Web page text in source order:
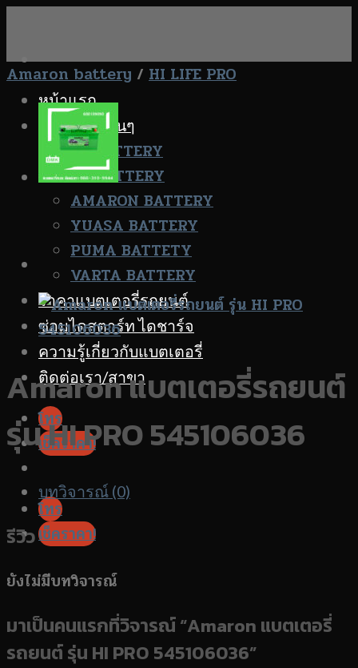
content
หน้าแรก
FB GS 3K อื่นๆ
FB BATTERY
3K BATTERY
AMARON BATTERY
YUASA BATTERY
PUMA BATTETY
VARTA BATTERY
ราคาแบตเตอรี่รถยนต์
ซ่อมไดสตาร์ท ไดชาร์จ
ความรู้เกี่ยวกับแบตเตอรี่
ติดต่อเรา/สาขา
โทร
เช็คราคา!
โทร
เช็คราคา!
Amaron battery / HI LIFE PRO
Amaron แบตเตอรี่รถยนต์
รุ่น HI PRO 545106036
บทวิจารณ์ (0)
รีวิว
ยังไม่มีบทวิจารณ์
มาเป็นคนแรกที่วิจารณ์ “Amaron แบตเตอรี่
รถยนต์ รุ่น HI PRO 545106036”